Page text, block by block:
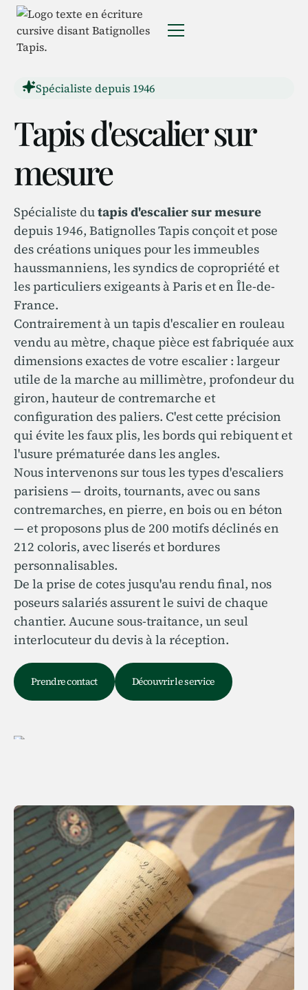
Spécialiste depuis 1946
Tapis d'escalier sur
mesure
Spécialiste dutapis d'escalier sur mesure
depuis 1946, Batignolles Tapis conçoit et pose
des créations uniques pour les immeubles
haussmanniens, les syndics de copropriété et
les particuliers exigeants à Paris et en Île-de-
France.
Contrairement à un tapis d'escalier en rouleau
vendu au mètre, chaque pièce est fabriquée aux
dimensions exactes de votre escalier : largeur
utile de la marche au millimètre, profondeur du
giron, hauteur de contremarche et
configuration des paliers. C'est cette précision
qui évite les faux plis, les bords qui rebiquent et
l'usure prématurée dans les angles.
Nous intervenons sur tous les types d'escaliers
parisiens — droits, tournants, avec ou sans
contremarches, en pierre, en bois ou en béton
— et proposons plus de 200 motifs déclinés en
212 coloris, avec liserés et bordures
personnalisables.
De la prise de cotes jusqu'au rendu final, nos
poseurs salariés assurent le suivi de chaque
chantier. Aucune sous-traitance, un seul
interlocuteur du devis à la réception.
Prendre contact Découvrir le service